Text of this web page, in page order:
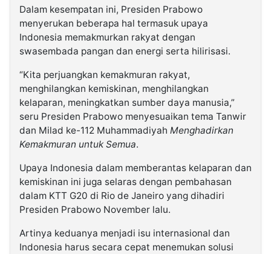
Dalam kesempatan ini, Presiden Prabowo
menyerukan beberapa hal termasuk upaya
Indonesia memakmurkan rakyat dengan
swasembada pangan dan energi serta hilirisasi.
“Kita perjuangkan kemakmuran rakyat,
menghilangkan kemiskinan, menghilangkan
kelaparan, meningkatkan sumber daya manusia,”
seru Presiden Prabowo menyesuaikan tema Tanwir
dan Milad ke-112 Muhammadiyah Menghadirkan
Kemakmuran untuk Semua.
Upaya Indonesia dalam memberantas kelaparan dan
kemiskinan ini juga selaras dengan pembahasan
dalam KTT G20 di Rio de Janeiro yang dihadiri
Presiden Prabowo November lalu.
Artinya keduanya menjadi isu internasional dan
Indonesia harus secara cepat menemukan solusi